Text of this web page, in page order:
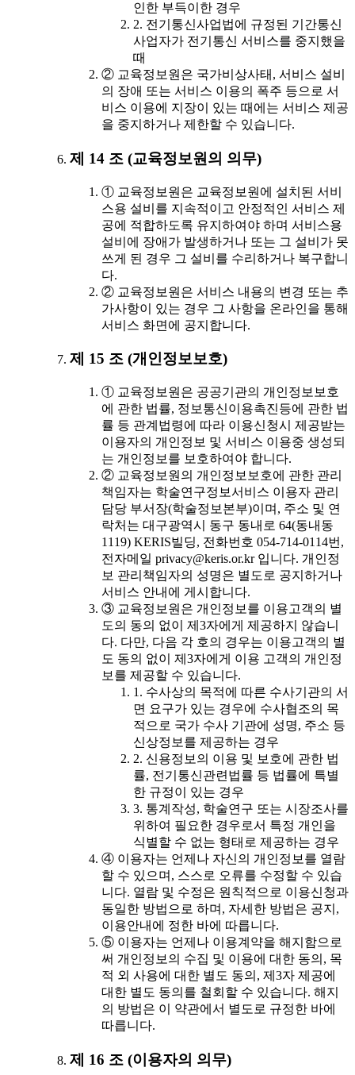
인한 부득이한 경우
2. 전기통신사업법에 규정된 기간통신
사업자가 전기통신 서비스를 중지했을
때
② 교육정보원은 국가비상사태, 서비스 설비
의 장애 또는 서비스 이용의 폭주 등으로 서
비스 이용에 지장이 있는 때에는 서비스 제공
을 중지하거나 제한할 수 있습니다.
제 14 조 (교육정보원의 의무)
① 교육정보원은 교육정보원에 설치된 서비
스용 설비를 지속적이고 안정적인 서비스 제
공에 적합하도록 유지하여야 하며 서비스용
설비에 장애가 발생하거나 또는 그 설비가 못
쓰게 된 경우 그 설비를 수리하거나 복구합니
다.
② 교육정보원은 서비스 내용의 변경 또는 추
가사항이 있는 경우 그 사항을 온라인을 통해
서비스 화면에 공지합니다.
제 15 조 (개인정보보호)
① 교육정보원은 공공기관의 개인정보보호
에 관한 법률, 정보통신이용촉진등에 관한 법
률 등 관계법령에 따라 이용신청시 제공받는
이용자의 개인정보 및 서비스 이용중 생성되
는 개인정보를 보호하여야 합니다.
② 교육정보원의 개인정보보호에 관한 관리
책임자는 학술연구정보서비스 이용자 관리
담당 부서장(학술정보본부)이며, 주소 및 연
락처는 대구광역시 동구 동내로 64(동내동
1119) KERIS빌딩, 전화번호 054-714-0114번,
전자메일 privacy@keris.or.kr 입니다. 개인정
보 관리책임자의 성명은 별도로 공지하거나
서비스 안내에 게시합니다.
③ 교육정보원은 개인정보를 이용고객의 별
도의 동의 없이 제3자에게 제공하지 않습니
다. 다만, 다음 각 호의 경우는 이용고객의 별
도 동의 없이 제3자에게 이용 고객의 개인정
보를 제공할 수 있습니다.
1. 수사상의 목적에 따른 수사기관의 서
면 요구가 있는 경우에 수사협조의 목
적으로 국가 수사 기관에 성명, 주소 등
신상정보를 제공하는 경우
2. 신용정보의 이용 및 보호에 관한 법
률, 전기통신관련법률 등 법률에 특별
한 규정이 있는 경우
3. 통계작성, 학술연구 또는 시장조사를
위하여 필요한 경우로서 특정 개인을
식별할 수 없는 형태로 제공하는 경우
④ 이용자는 언제나 자신의 개인정보를 열람
할 수 있으며, 스스로 오류를 수정할 수 있습
니다. 열람 및 수정은 원칙적으로 이용신청과
동일한 방법으로 하며, 자세한 방법은 공지,
이용안내에 정한 바에 따릅니다.
⑤ 이용자는 언제나 이용계약을 해지함으로
써 개인정보의 수집 및 이용에 대한 동의, 목
적 외 사용에 대한 별도 동의, 제3자 제공에
대한 별도 동의를 철회할 수 있습니다. 해지
의 방법은 이 약관에서 별도로 규정한 바에
따릅니다.
제 16 조 (이용자의 의무)